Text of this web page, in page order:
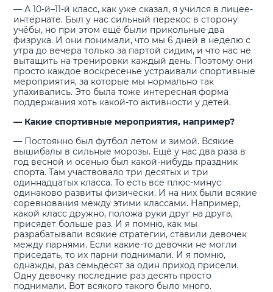
— А 10-й–11-й класс, как уже сказал, я учился в лицее-
интернате. Был у нас сильный перекос в сторону
учёбы, но при этом ещё были прикольные два
физрука. И они понимали, что мы 6 дней в неделю с
утра до вечера только за партой сидим, и что нас не
вытащить на тренировки каждый день. Поэтому они
просто каждое воскресенье устраивали спортивные
мероприятия, за которые мы нормально так
упахивались. Это была тоже интересная форма
поддержания хоть какой-то активности у детей.
— Какие спортивные мероприятия, например?
— Постоянно был футбол летом и зимой. Всякие
вышибалы в сильные морозы. Ещё у нас два раза в
год весной и осенью был какой-нибудь праздник
спорта. Там участвовало три десятых и три
одиннадцатых класса. То есть все плюс-минус
одинаково развиты физически. И на них были всякие
соревнования между этими классами. Например,
какой класс дружно, положа руки друг на друга,
присядет больше раз. И я помню, как мы
разрабатывали всякие стратегии, ставили девочек
между парнями. Если какие-то девочки не могли
приседать, то их парни поднимали. И я помню,
однажды, раз семьдесят за один приход присели.
Одну девочку последние раз десять просто
поднимали. Вот всякого такого было много.